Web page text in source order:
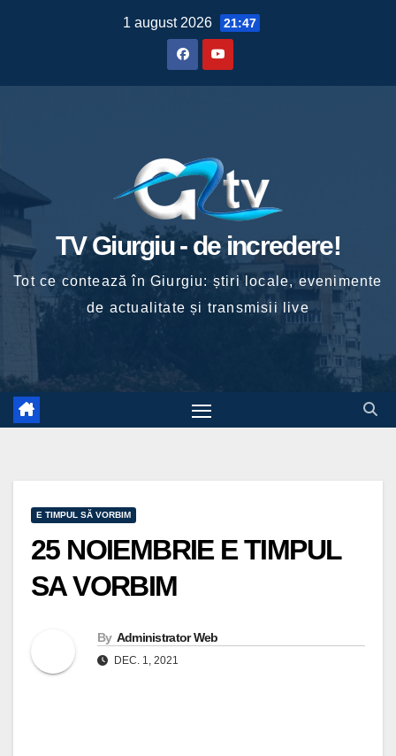
1 august 2026 21:47
TV Giurgiu - de incredere!
Tot ce contează în Giurgiu: știri locale, evenimente
de actualitate și transmisii live
E TIMPUL SĂ VORBIM
25 NOIEMBRIE E TIMPUL
SA VORBIM
By Administrator Web
DEC. 1, 2021